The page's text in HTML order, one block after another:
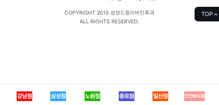
COPYRIGHT 2015 삼성드림이비인후과
ALL RIGHTS RESERVED.
TOP
강남점 삼성점 노원점 종로점 일산점 인천송도점